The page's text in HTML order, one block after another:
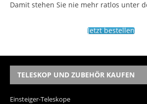
Damit stehen Sie nie mehr ratlos unter
Jetzt bestellen
TELESKOP UND ZUBEHÖR KAUFEN
Einsteiger-Teleskope